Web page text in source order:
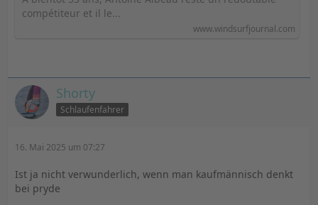
compétiteur et il le...
www.windsurfjournal.com
Shorty
Schlaufenfahrer
16. Mai 2025 um 07:27
Ist ja nicht verwunderlich, wenn man kaufmännisch denkt
bei pryde